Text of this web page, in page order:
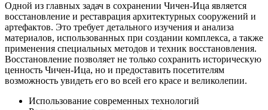
Одной из главных задач в сохранении Чичен-Ица является
восстановление и реставрация архитектурных сооружений и
артефактов. Это требует детального изучения и анализа
материалов, использованных при создании комплекса, а также
применения специальных методов и техник восстановления.
Восстановление позволяет не только сохранить историческую
ценность Чичен-Ица, но и предоставить посетителям
возможность увидеть его во всей его красе и великолепии.
Использование современных технологий